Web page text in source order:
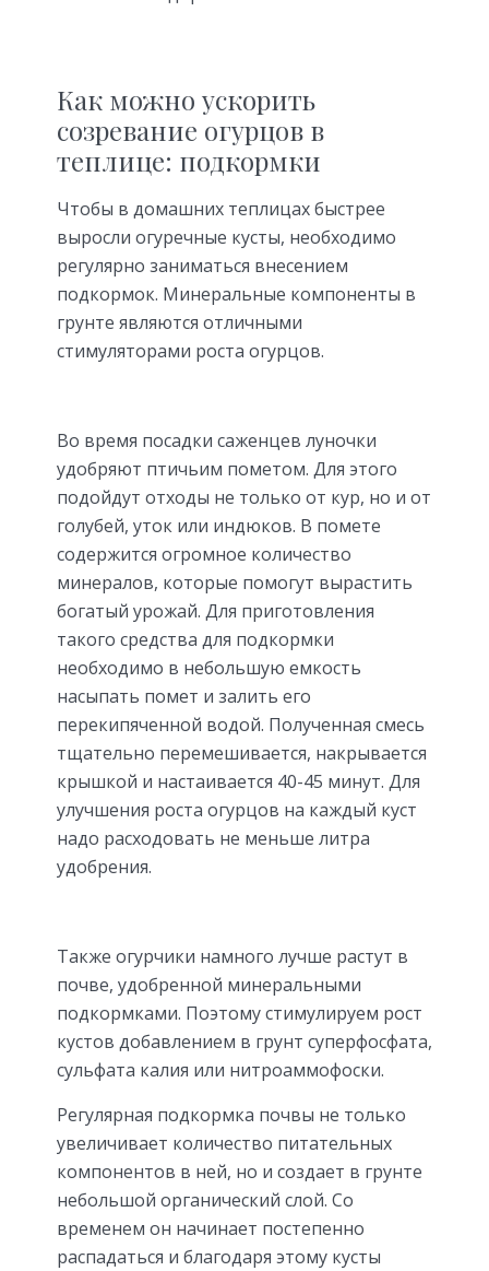
Как можно ускорить
созревание огурцов в
теплице: подкормки
Чтобы в домашних теплицах быстрее
выросли огуречные кусты, необходимо
регулярно заниматься внесением
подкормок. Минеральные компоненты в
грунте являются отличными
стимуляторами роста огурцов.
Во время посадки саженцев луночки
удобряют птичьим пометом. Для этого
подойдут отходы не только от кур, но и от
голубей, уток или индюков. В помете
содержится огромное количество
минералов, которые помогут вырастить
богатый урожай. Для приготовления
такого средства для подкормки
необходимо в небольшую емкость
насыпать помет и залить его
перекипяченной водой. Полученная смесь
тщательно перемешивается, накрывается
крышкой и настаивается 40-45 минут. Для
улучшения роста огурцов на каждый куст
надо расходовать не меньше литра
удобрения.
Также огурчики намного лучше растут в
почве, удобренной минеральными
подкормками. Поэтому стимулируем рост
кустов добавлением в грунт суперфосфата,
сульфата калия или нитроаммофоски.
Регулярная подкормка почвы не только
увеличивает количество питательных
компонентов в ней, но и создает в грунте
небольшой органический слой. Со
временем он начинает постепенно
распадаться и благодаря этому кусты